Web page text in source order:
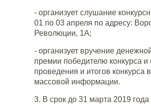
- организует слушание
01 по 03 апреля по адресу:
Революции, 1А;
- организует вручение
премии победителю конкурса
проведения и итогов конкурса
массовой информации.
3. В срок до 31 марта 2019